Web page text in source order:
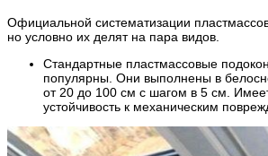
Официальной систематизации
но условно их делят на пара видов.
Стандартные пластмассовые
популярны. Они выполнены в
от 20 до 100 см с шагом в 5 см.
устойчивость к механическим